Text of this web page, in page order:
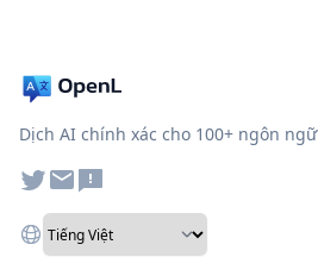
Dịch AI chính xác cho 100+ ngôn ngữ